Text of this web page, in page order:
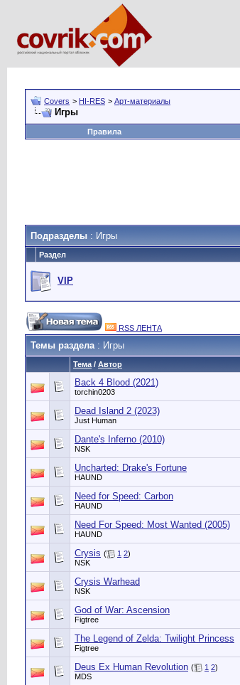
Covers > HI-RES > Арт-материалы
Игры
Правила
Подразделы : Игры
Раздел
VIP
RSS ЛЕНТА
Темы раздела: Игры
Тема / Автор
Back 4 Blood (2021)
torchin0203
Dead Island 2 (2023)
Just Human
Dante's Inferno (2010)
NSK
Uncharted: Drake's Fortune
HAUND
Need for Speed: Carbon
HAUND
Need For Speed: Most Wanted (2005)
HAUND
Crysis ( 1 2)
NSK
Crysis Warhead
NSK
God of War: Ascension
Figtree
The Legend of Zelda: Twilight Princess
Figtree
Deus Ex Human Revolution ( 1 2)
MDS